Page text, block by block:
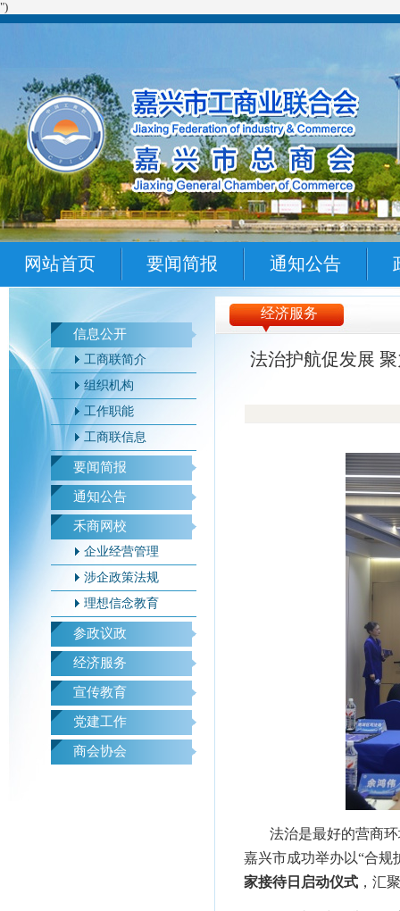
")
网站首页 要闻简报 通知公告
信息公开
工商联简介
组织机构
工作职能
工商联信息
要闻简报
通知公告
禾商网校
企业经营管理
涉企政策法规
理想信念教育
参政议政
经济服务
宣传教育
党建工作
商会协会
经济服务
法治护航促发展
法治是最好的营商
嘉兴市成功举办以“合规
家接待日启动仪式 ，汇